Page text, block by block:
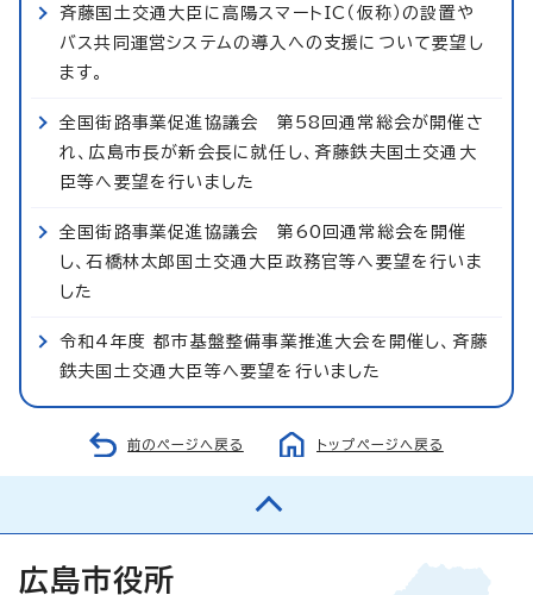
斉藤国土交通大臣に高陽スマートIC（仮称）の設置や
バス共同運営システムの導入への支援について要望し
ます。
全国街路事業促進協議会 第58回通常総会が開催さ
れ、広島市長が新会長に就任し、斉藤鉄夫国土交通大
臣等へ要望を行いました
全国街路事業促進協議会 第60回通常総会を開催
し、石橋林太郎国土交通大臣政務官等へ要望を行いま
した
令和4年度 都市基盤整備事業推進大会を開催し、斉藤
鉄夫国土交通大臣等へ要望を行いました
前のページへ戻る トップページへ戻る
広島市役所